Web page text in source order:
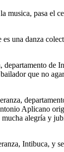
pasa el
una danza
de
que no
Aplicano
alegría y
Intibuca, y